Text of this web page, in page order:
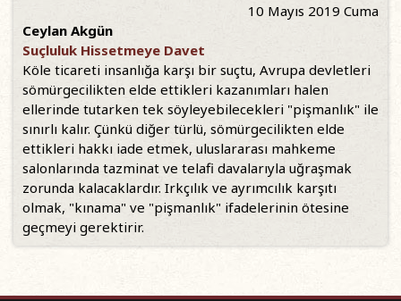
10 Mayıs 2019 Cuma
Ceylan Akgün
Suçluluk Hissetmeye Davet
Köle ticareti insanlığa karşı bir suçtu, Avrupa devletleri
sömürgecilikten elde ettikleri kazanımları halen
ellerinde tutarken tek söyleyebilecekleri "pişmanlık" ile
sınırlı kalır. Çünkü diğer türlü, sömürgecilikten elde
ettikleri hakkı iade etmek, uluslararası mahkeme
salonlarında tazminat ve telafi davalarıyla uğraşmak
zorunda kalacaklardır. Irkçılık ve ayrımcılık karşıtı
olmak, "kınama" ve "pişmanlık" ifadelerinin ötesine
geçmeyi gerektirir.